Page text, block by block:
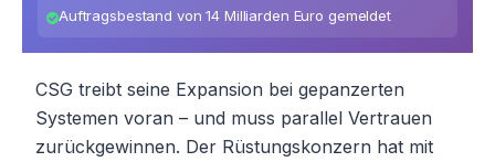
Auftragsbestand von 14 Milliarden Euro gemeldet
CSG treibt seine Expansion bei gepanzerten
Systemen voran – und muss parallel Vertrauen
zurückgewinnen. Der Rüstungskonzern hat mit